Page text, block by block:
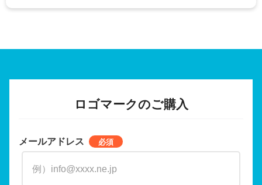
ロゴマークのご購入
メールアドレス